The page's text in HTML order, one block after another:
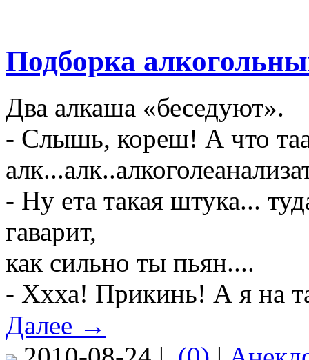
Подборка
Два алкаша «беседуют».
- Слышь, кореш! А что
- Ну ета такая штука...
гаварит,
как сильно ты пьян....
- Ххха! Прикинь! А я на
Далее →